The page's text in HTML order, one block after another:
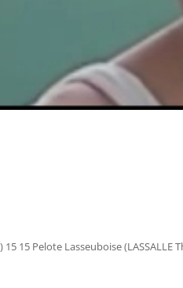
15 Pelote Lasseuboise (LASSALLE